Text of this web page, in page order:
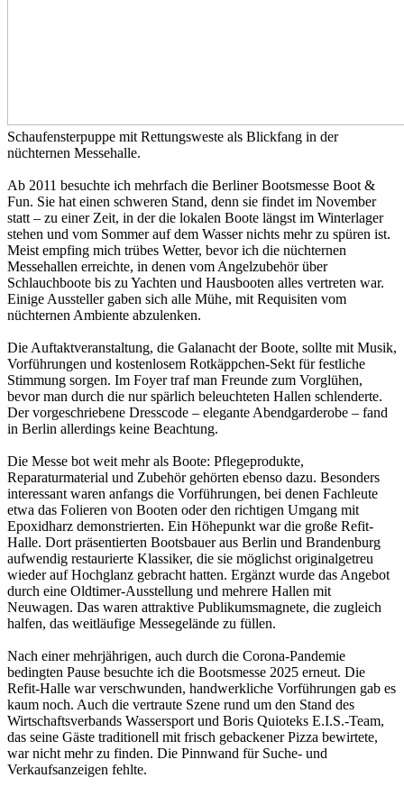
Schaufensterpuppe mit Rettungsweste als Blickfang in der
nüchternen Messehalle.
Ab 2011 besuchte ich mehrfach die Berliner Bootsmesse Boot &
Fun. Sie hat einen schweren Stand, denn sie findet im November
statt – zu einer Zeit, in der die lokalen Boote längst im Winterlager
stehen und vom Sommer auf dem Wasser nichts mehr zu spüren ist.
Meist empfing mich trübes Wetter, bevor ich die nüchternen
Messehallen erreichte, in denen vom Angelzubehör über
Schlauchboote bis zu Yachten und Hausbooten alles vertreten war.
Einige Aussteller gaben sich alle Mühe, mit Requisiten vom
nüchternen Ambiente abzulenken.
Die Auftaktveranstaltung, die Galanacht der Boote, sollte mit Musik,
Vorführungen und kostenlosem Rotkäppchen-Sekt für festliche
Stimmung sorgen. Im Foyer traf man Freunde zum Vorglühen,
bevor man durch die nur spärlich beleuchteten Hallen schlenderte.
Der vorgeschriebene Dresscode – elegante Abendgarderobe – fand
in Berlin allerdings keine Beachtung.
Die Messe bot weit mehr als Boote: Pflegeprodukte,
Reparaturmaterial und Zubehör gehörten ebenso dazu. Besonders
interessant waren anfangs die Vorführungen, bei denen Fachleute
etwa das Folieren von Booten oder den richtigen Umgang mit
Epoxidharz demonstrierten. Ein Höhepunkt war die große Refit-
Halle. Dort präsentierten Bootsbauer aus Berlin und Brandenburg
aufwendig restaurierte Klassiker, die sie möglichst originalgetreu
wieder auf Hochglanz gebracht hatten. Ergänzt wurde das Angebot
durch eine Oldtimer-Ausstellung und mehrere Hallen mit
Neuwagen. Das waren attraktive Publikumsmagnete, die zugleich
halfen, das weitläufige Messegelände zu füllen.
Nach einer mehrjährigen, auch durch die Corona-Pandemie
bedingten Pause besuchte ich die Bootsmesse 2025 erneut. Die
Refit-Halle war verschwunden, handwerkliche Vorführungen gab es
kaum noch. Auch die vertraute Szene rund um den Stand des
Wirtschaftsverbands Wassersport und Boris Quioteks E.I.S.-Team,
das seine Gäste traditionell mit frisch gebackener Pizza bewirtete,
war nicht mehr zu finden. Die Pinnwand für Suche- und
Verkaufsanzeigen fehlte.